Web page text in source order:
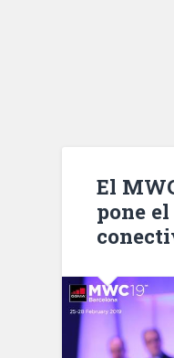
El
pone